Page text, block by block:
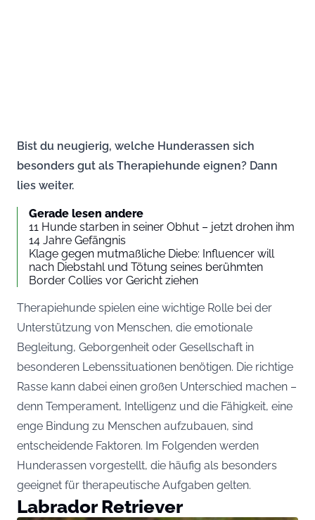
Bist du neugierig, welche Hunderassen sich
besonders gut als Therapiehunde eignen? Dann
lies weiter.
Gerade lesen andere
11 Hunde starben in seiner Obhut – jetzt drohen ihm
14 Jahre Gefängnis
Klage gegen mutmaßliche Diebe: Influencer will
nach Diebstahl und Tötung seines berühmten
Border Collies vor Gericht ziehen
Therapiehunde spielen eine wichtige Rolle bei der
Unterstützung von Menschen, die emotionale
Begleitung, Geborgenheit oder Gesellschaft in
besonderen Lebenssituationen benötigen. Die richtige
Rasse kann dabei einen großen Unterschied machen –
denn Temperament, Intelligenz und die Fähigkeit, eine
enge Bindung zu Menschen aufzubauen, sind
entscheidende Faktoren. Im Folgenden werden
Hunderassen vorgestellt, die häufig als besonders
geeignet für therapeutische Aufgaben gelten.
Labrador Retriever